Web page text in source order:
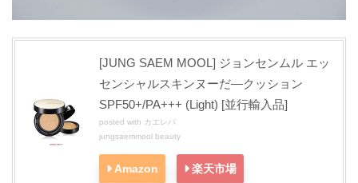
[JUNG SAEM MOOL] ジョンセンムル エッ
センシャルスキンヌーだ―クッション
SPF50+/PA+++ (Light) [並行輸入品]
posted with カエレバ
jungsaemmool beauty
Amazon 楽天市場